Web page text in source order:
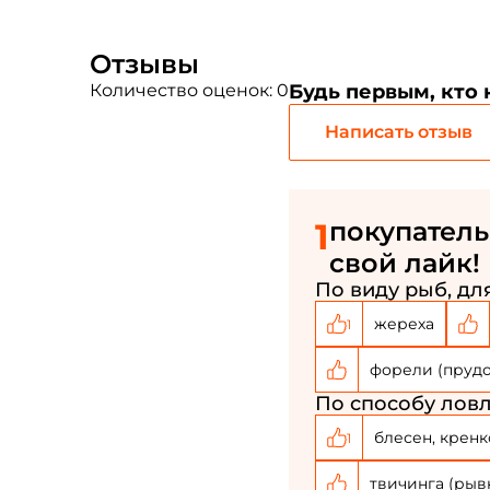
Отзывы
Количество оценок: 0Будь первым, кто
Написать отзыв
1
свой лайк!
По виду рыб,
1 жереха
форели
По способу
1 блесен,
твичинга